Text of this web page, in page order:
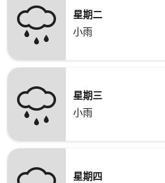
星期二
小雨
星期三
小雨
星期四